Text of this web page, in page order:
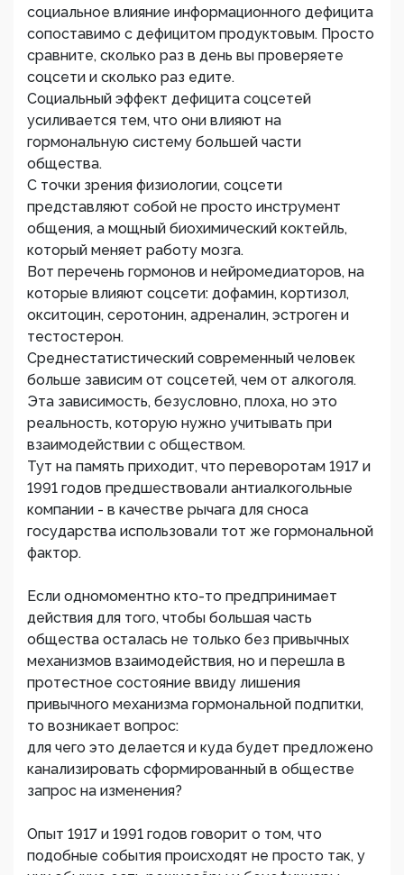
социальное влияние информационного дефицита
сопоставимо с дефицитом продуктовым. Просто
сравните, сколько раз в день вы проверяете
соцсети и сколько раз едите.
Социальный эффект дефицита соцсетей
усиливается тем, что они влияют на
гормональную систему большей части
общества.
С точки зрения физиологии, соцсети
представляют собой не просто инструмент
общения, а мощный биохимический коктейль,
который меняет работу мозга.
Вот перечень гормонов и нейромедиаторов, на
которые влияют соцсети: дофамин, кортизол,
окситоцин, серотонин, адреналин, эстроген и
тестостерон.
Среднестатистический современный человек
больше зависим от соцсетей, чем от алкоголя.
Эта зависимость, безусловно, плоха, но это
реальность, которую нужно учитывать при
взаимодействии с обществом.
Тут на память приходит, что переворотам 1917 и
1991 годов предшествовали антиалкогольные
компании - в качестве рычага для сноса
государства использовали тот же гормональной
фактор.
Если одномоментно кто-то предпринимает
действия для того, чтобы большая часть
общества осталась не только без привычных
механизмов взаимодействия, но и перешла в
протестное состояние ввиду лишения
привычного механизма гормональной подпитки,
то возникает вопрос:
для чего это делается и куда будет предложено
канализировать сформированный в обществе
запрос на изменения?
Опыт 1917 и 1991 годов говорит о том, что
подобные события происходят не просто так, у